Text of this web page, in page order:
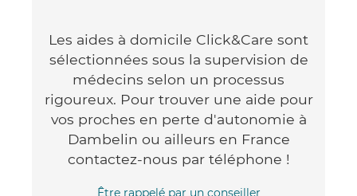
Les aides à domicile Click&Care sont
sélectionnées sous la supervision de
médecins selon un processus
rigoureux. Pour trouver une aide pour
vos proches en perte d'autonomie à
Dambelin ou ailleurs en France
contactez-nous par téléphone !
Être rappelé par un conseiller